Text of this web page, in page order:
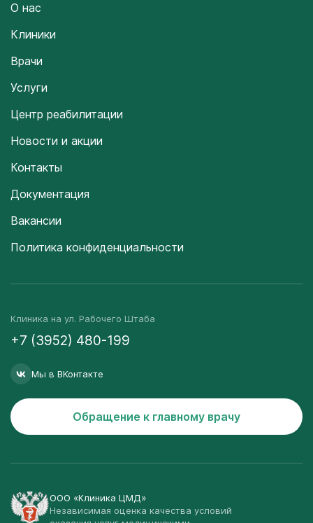
О нас
Клиники
Врачи
Услуги
Центр реабилитации
Новости и акции
Контакты
Документация
Вакансии
Политика конфиденциальности
Клиника на ул. Рабочего Штаба
+7 (3952) 480-199
Мы в ВКонтакте
Обращение к главному врачу
ООО «Клиника ЦМД»
Независимая оценка качества условий